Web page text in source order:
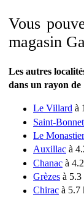
Vous
magasin
Les autres
dans un rayon de
Le Villard à
Saint-
Le
Auxillac à
Chanac à
Grèzes à 5.3
Chirac à 5.7